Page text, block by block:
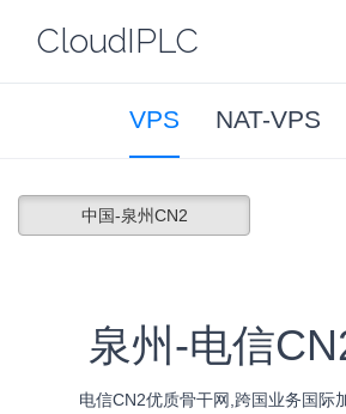
CloudIPLC
VPS NAT-VPS
中国-泉州CN2
泉州-电信
电信CN2优质骨干网,跨国业务国际